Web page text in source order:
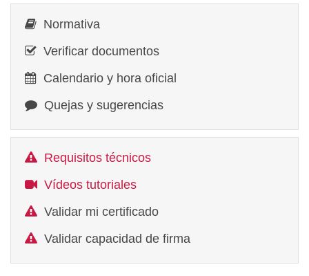
Normativa
Verificar documentos
Calendario y hora oficial
Quejas y sugerencias
Requisitos técnicos
Vídeos tutoriales
Validar mi certificado
Validar capacidad de firma